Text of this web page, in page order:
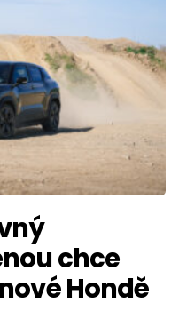
chce
Hondě